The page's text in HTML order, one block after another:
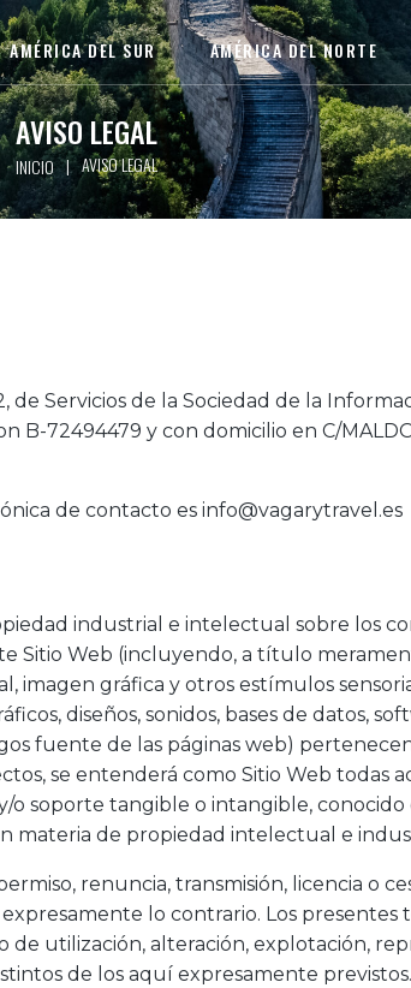
AMÉRICA DEL SUR AMÉRICA DEL NORTE
AVISO LEGAL
INICIO | AVISO LEGAL
Servicios de la Sociedad de la
B-72494479 y con domicilio en C/
de contacto es info@vagarytravel.es
industrial e intelectual sobre los
Sitio Web (incluyendo, a título
gráfica y otros estímulos
diseños, sonidos, bases de datos,
fuente de las páginas web)
se entenderá como Sitio Web todas
o soporte tangible o intangible,
materia de propiedad intelectual e
renuncia, transmisión, licencia o
lo contrario. Los presentes
utilización, alteración, explotación,
de los aquí expresamente previstos.